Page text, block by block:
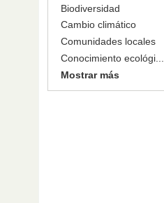
Biodiversidad
Cambio climático
Comunidades locales
Conocimiento ecológi...
Mostrar más